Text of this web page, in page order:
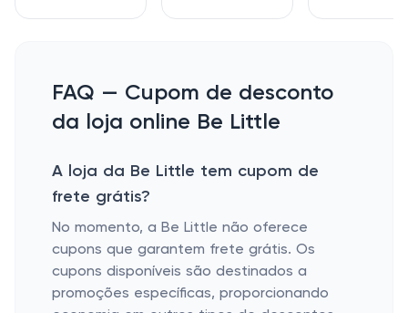
FAQ — Cupom de desconto
da loja online Be Little
A loja da Be Little tem cupom de
frete grátis?
No momento, a Be Little não oferece
cupons que garantem frete grátis. Os
cupons disponíveis são destinados a
promoções específicas, proporcionando